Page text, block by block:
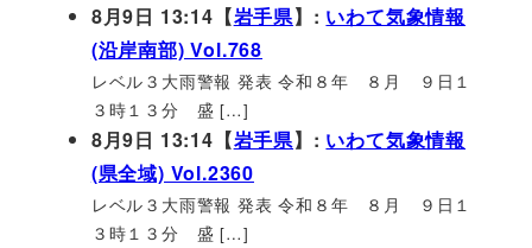
8月9日 13:14【岩手県】: いわて気象情報
(沿岸南部) Vol.768
レベル３大雨警報 発表 令和８年 ８月 ９日１
３時１３分 盛 […]
8月9日 13:14【岩手県】: いわて気象情報
(県全域) Vol.2360
レベル３大雨警報 発表 令和８年 ８月 ９日１
３時１３分 盛 […]